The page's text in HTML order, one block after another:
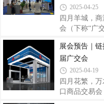
全的坚实防线
近貌）铁链安
杜绝送模平
理谭日纯明确
性，并在模
2025-04-25
四月羊城，
会（下称“广
智能高品质系
品牌出海，以
中国智造的风
场。图：兴发
造商之一，
展会预告｜
届广交会
2025-04-19
四月花繁，
口商品交易